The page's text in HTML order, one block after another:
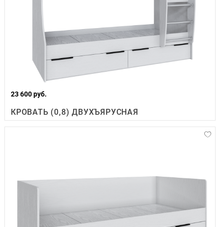
23 600 руб.
КРОВАТЬ (0,8) ДВУХЪЯРУСНАЯ